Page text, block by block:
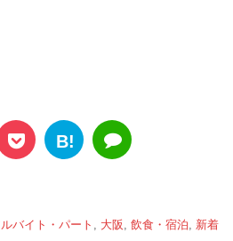
B!
バイト・パート 大阪 飲食・宿泊 新着